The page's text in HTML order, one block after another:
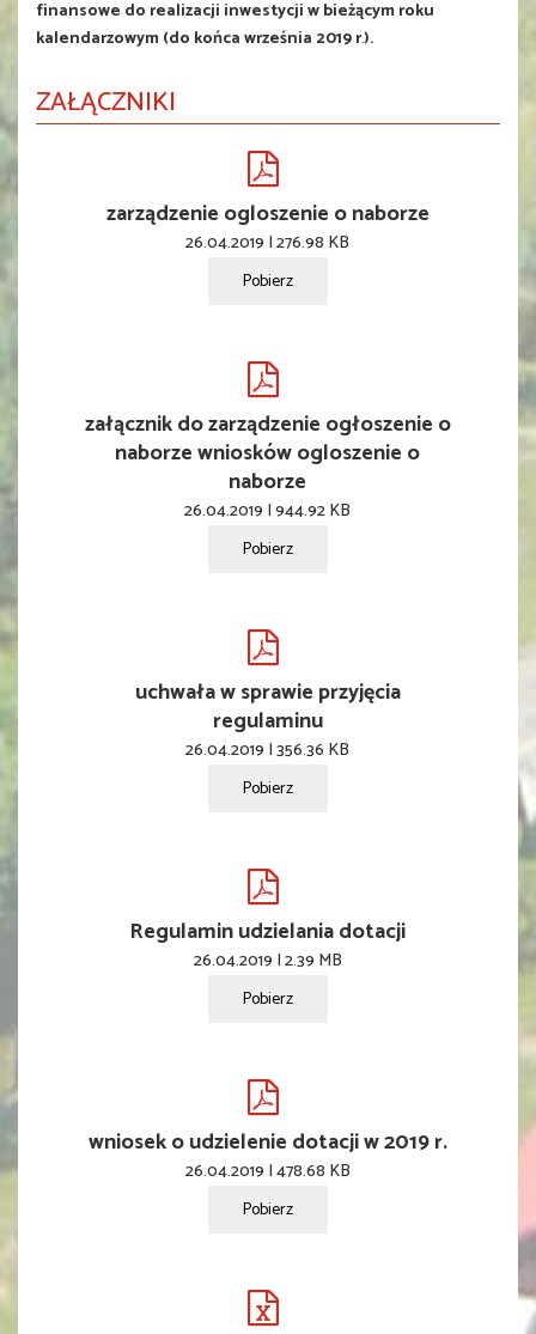
finansowe do realizacji inwestycji w bieżącym roku
kalendarzowym (do końca września 2019 r.).
ZAŁĄCZNIKI
zarządzenie ogloszenie o naborze
26.04.2019 | 276.98 KB
Pobierz
załącznik do zarządzenie ogłoszenie o
naborze wniosków ogloszenie o
naborze
26.04.2019 | 944.92 KB
Pobierz
uchwała w sprawie przyjęcia
regulaminu
26.04.2019 | 356.36 KB
Pobierz
Regulamin udzielania dotacji
26.04.2019 | 2.39 MB
Pobierz
wniosek o udzielenie dotacji w 2019 r.
26.04.2019 | 478.68 KB
Pobierz